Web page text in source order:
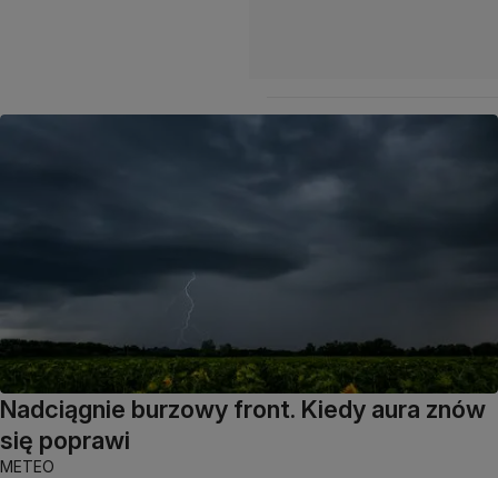
Nadciągnie burzowy front. Kiedy aura znów
się poprawi
METEO